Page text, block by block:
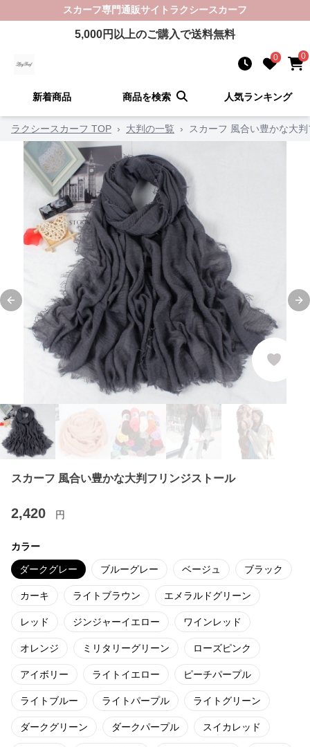
スカーフ専門通販サイト ラクシースカーフ
5,000円以上のご購入で送料無料
0 0
新着商品 商品を検索 人気ランキング
ラクシースカーフ TOP › 大判の一覧 › スカーフ 風合い豊かな大
Previous slide
スカーフ 風合い豊かな大判フリンジストール
2,420 円
カラー
ダークグレー ブルーグレー ベージュ ブラック
カーキ ライトブラウン エメラルドグリーン
レッド ジンジャーイエロー ワインレッド
オレンジ ミリタリーグリーン ローズピンク
アイボリー ライトイエロー ピーチパープル
ライトブルー ライトパープル ライトグリーン
ダークグリーン ダークパープル スイカレッド